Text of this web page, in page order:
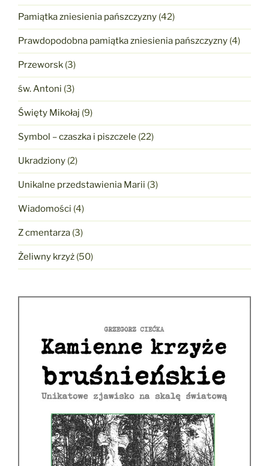
Pamiątka zniesienia pańszczyzny (42)
Prawdopodobna pamiątka zniesienia pańszczyzny (4)
Przeworsk (3)
św. Antoni (3)
Święty Mikołaj (9)
Symbol – czaszka i piszczele (22)
Ukradziony (2)
Unikalne przedstawienia Marii (3)
Wiadomości (4)
Z cmentarza (3)
Żeliwny krzyż (50)